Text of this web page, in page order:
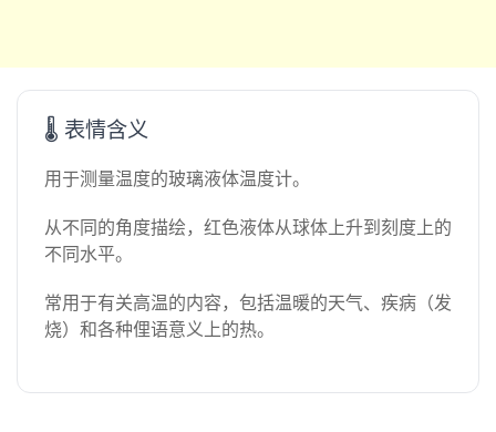
🌡️ 表情含义
用于测量温度的玻璃液体温度计。
从不同的角度描绘，红色液体从球体上升到刻度上的
不同水平。
常用于有关高温的内容，包括温暖的天气、疾病（发
烧）和各种俚语意义上的热。